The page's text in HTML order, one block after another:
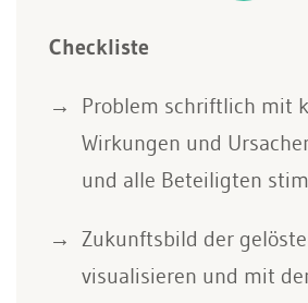
Checkliste
Problem schriftlich mit
Wirkungen und
und alle Beteiligten
Zukunftsbild der
visualisieren und mit